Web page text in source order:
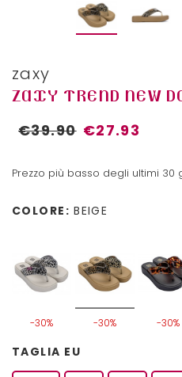
zaxy
ZAXY TREND NEW
€39.90 €27.93
Prezzo più basso degli ultimi 30
COLORE: BEIGE
-30% -30% -30%
TAGLIA EU